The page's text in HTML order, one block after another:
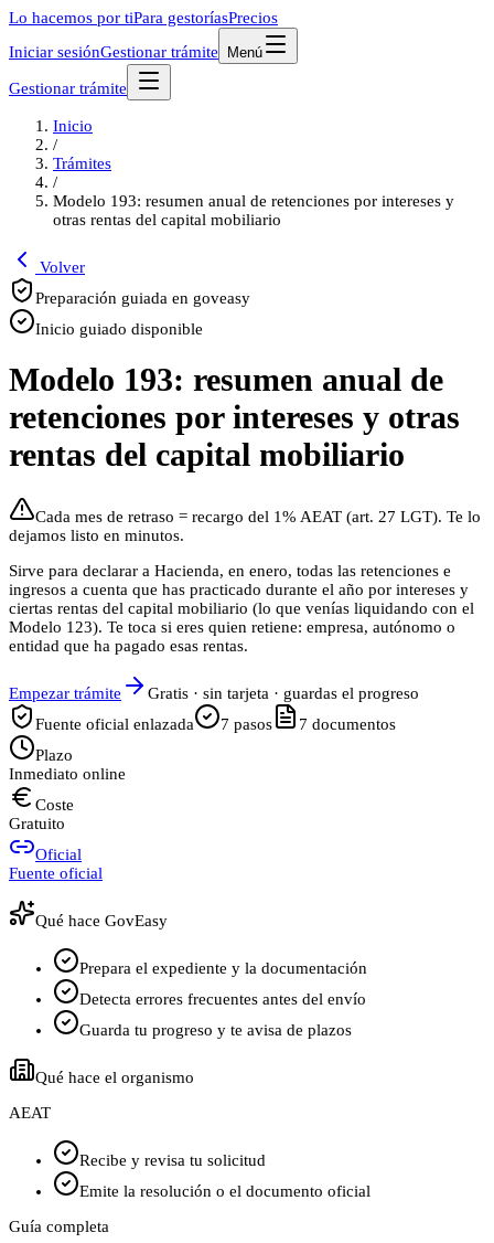
Lo hacemos por tiPara gestoríasPrecios
Iniciar sesiónGestionar trámite Menú
Gestionar trámite
Inicio
/
Trámites
/
Modelo 193: resumen anual de retenciones por intereses y
otras rentas del capital mobiliario
Volver
Preparación guiada en goveasy
Inicio guiado disponible
Modelo 193: resumen anual de
retenciones por intereses y otras
rentas del capital mobiliario
Cada mes de retraso = recargo del 1% AEAT (art. 27 LGT). Te lo
dejamos listo en minutos.
Sirve para declarar a Hacienda, en enero, todas las retenciones e
ingresos a cuenta que has practicado durante el año por intereses y
ciertas rentas del capital mobiliario (lo que venías liquidando con el
Modelo 123). Te toca si eres quien retiene: empresa, autónomo o
entidad que ha pagado esas rentas.
Empezar trámite
Gratis · sin tarjeta · guardas el progreso
Fuente oficial enlazada
7 pasos 7 documentos
Plazo
Inmediato online
Coste
Gratuito
Oficial
Fuente oficial
Qué hace GovEasy
Prepara el expediente y la documentación
Detecta errores frecuentes antes del envío
Guarda tu progreso y te avisa de plazos
Qué hace el organismo
AEAT
Recibe y revisa tu solicitud
Emite la resolución o el documento oficial
Guía completa